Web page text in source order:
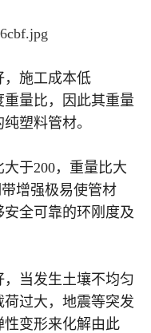
，施工成本低
量比，因此其重量
塑料管材。
于200，重量比大
增强极易使管材
安全可靠的环刚度及
当发生土壤不均匀
过大，地震等突发
变形来化解由此